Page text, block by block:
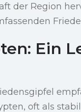
der Region
Ein
oft als